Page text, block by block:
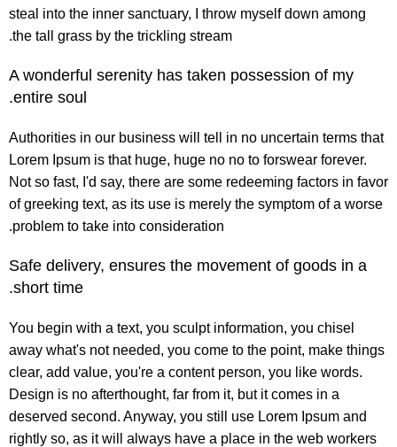
steal into the inner sanctuary, I throw myself down among
the tall grass by the trickling stream.
A wonderful serenity has taken possession of my
entire soul.
Authorities in our business will tell in no uncertain terms that
Lorem Ipsum is that huge, huge no no to forswear forever.
Not so fast, I'd say, there are some redeeming factors in favor
of greeking text, as its use is merely the symptom of a worse
problem to take into consideration.
Safe delivery, ensures the movement of goods in a
short time.
You begin with a text, you sculpt information, you chisel
away what's not needed, you come to the point, make things
clear, add value, you're a content person, you like words.
Design is no afterthought, far from it, but it comes in a
deserved second. Anyway, you still use Lorem Ipsum and
rightly so, as it will always have a place in the web workers